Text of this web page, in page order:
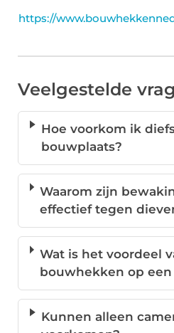
https://
Veelgestelde
Hoe voorkom ik
bouwplaats?
Waarom zijn
effectief tegen
Wat is het voordeel
bouwhekken op
Kunnen alleen